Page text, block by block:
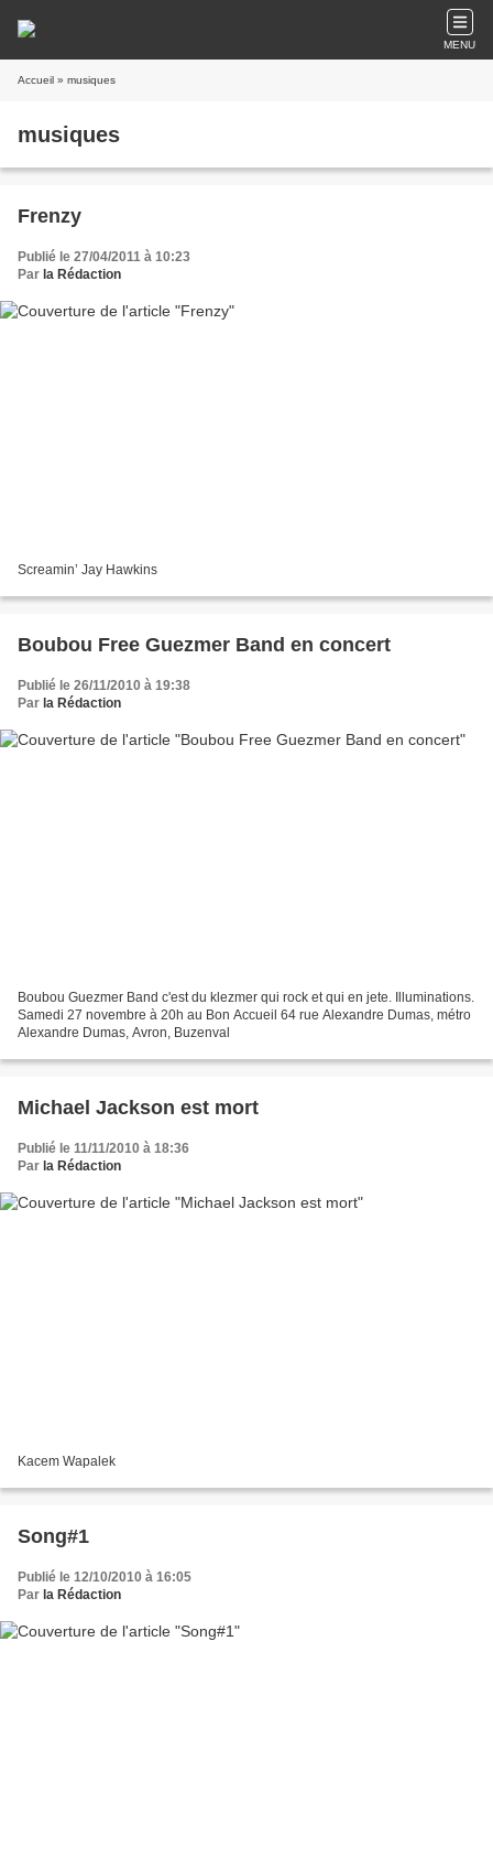
MENU
Accueil » musiques
musiques
Frenzy
Publié le 27/04/2011 à 10:23
Par la Rédaction
Screamin’ Jay Hawkins
Boubou Free Guezmer Band en concert
Publié le 26/11/2010 à 19:38
Par la Rédaction
Boubou Guezmer Band c'est du klezmer qui rock et qui en jete. Illuminations.
Samedi 27 novembre à 20h au Bon Accueil 64 rue Alexandre Dumas, métro
Alexandre Dumas, Avron, Buzenval
Michael Jackson est mort
Publié le 11/11/2010 à 18:36
Par la Rédaction
Kacem Wapalek
Song#1
Publié le 12/10/2010 à 16:05
Par la Rédaction